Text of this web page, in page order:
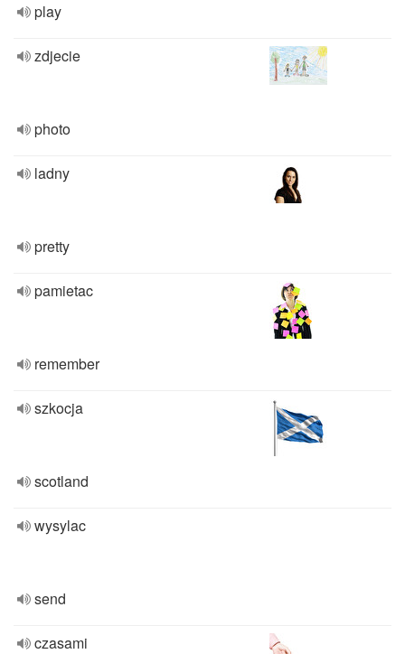
play
zdjecie
photo
ladny
pretty
pamietac
remember
szkocja
scotland
wysylac
send
czasami